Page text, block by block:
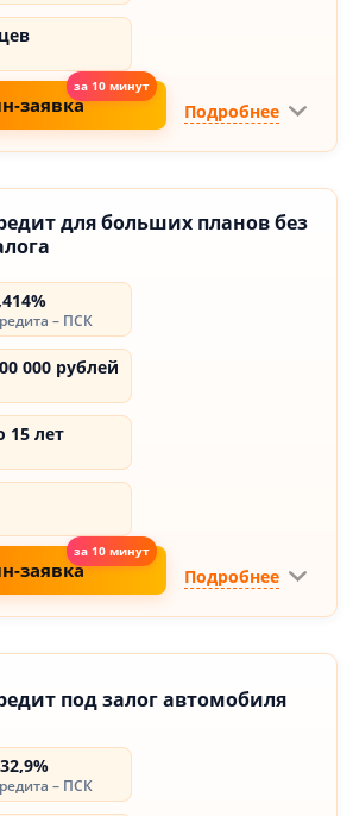
заявка Подробнее
для больших планов без
– ПСК
000 рублей
15 лет
заявка Подробнее
под залог автомобиля
– ПСК